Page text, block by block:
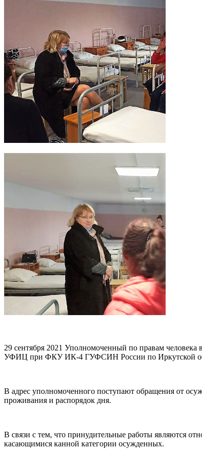
29 сентября 2021 Уполномоченный по правам
УФИЦ при ФКУ ИК-4 ГУФСИН России по Иркутской
В адрес уполномоченного поступают обращения от
проживания и распорядок дня.
В связи с тем, что принудительные работы являются
касающимися канной категории осужденных.